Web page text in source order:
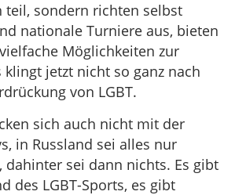
teil, sondern richten selbst
nationale Turniere aus, bieten
Möglichkeiten zur
klingt jetzt nicht so ganz nach
von LGBT.
sich auch nicht mit der
in Russland sei alles nur
dahinter sei dann nichts. Es gibt
des LGBT-Sports, es gibt